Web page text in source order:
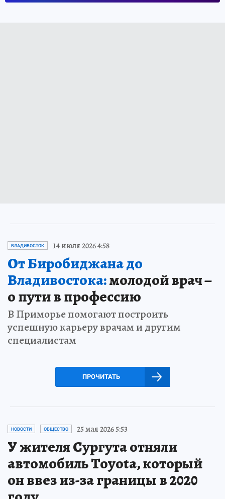
ВЛАДИВОСТОК 14 июля 2026 4:58
От Биробиджана до
Владивостока:молодой врач –
о пути в профессию
В Приморье помогают построить
успешную карьеру врачам и другим
специалистам
ПРОЧИТАТЬ
НОВОСТИ ОБЩЕСТВО 25 мая 2026 5:53
У жителя Сургута отняли
автомобиль Toyota, который
он ввез из-за границы в 2020